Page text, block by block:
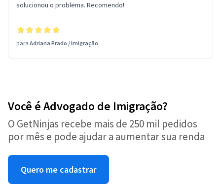
solucionou o problema. Recomendo!
para Adriana Prado /Imigração
Você é Advogado de Imigração?
O GetNinjas recebe mais de 250 mil pedidos
por mês e pode ajudar a aumentar sua renda
Quero me cadastrar